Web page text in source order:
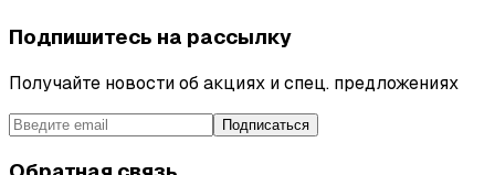
Подпишитесь на рассылку
Получайте новости об акциях и спец. предложениях
Подписаться